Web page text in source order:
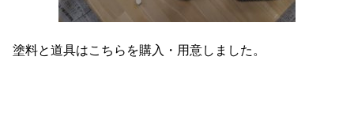
塗料と道具はこちらを購入・用意しました。